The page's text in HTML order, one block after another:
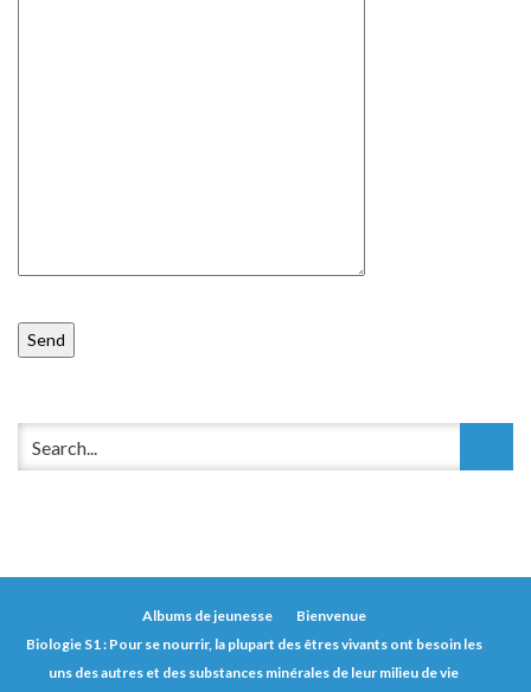
Albums de jeunesse
Bienvenue
Biologie S1 : Pour se nourrir, la plupart des êtres vivants ont besoin les
uns des autres et des substances minérales de leur milieu de vie